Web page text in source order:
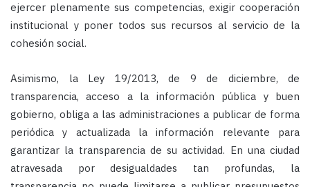
ejercer plenamente sus competencias, exigir cooperación
institucional y poner todos sus recursos al servicio de la
cohesión social.
Asimismo, la Ley 19/2013, de 9 de diciembre, de
transparencia, acceso a la información pública y buen
gobierno, obliga a las administraciones a publicar de forma
periódica y actualizada la información relevante para
garantizar la transparencia de su actividad. En una ciudad
atravesada por desigualdades tan profundas, la